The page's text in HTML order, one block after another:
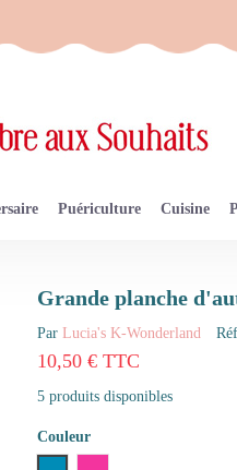
Puériculture Cuisine
Grande planche
Par Lucia's K-Wonderland
10,50 € TTC
5 produits disponibles
Couleur